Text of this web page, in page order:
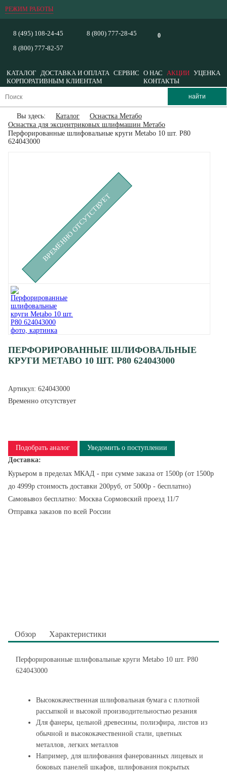
РЕЖИМ РАБОТЫ
0
8 (495) 108-24-45
8 (800) 777-82-57
8 (800) 777-28-45
КАТАЛОГ ДОСТАВКА И ОПЛАТА СЕРВИС О НАС АКЦИИ УЦЕНКА
КОРПОРАТИВНЫМ КЛИЕНТАМ
КОНТАКТЫ
Вы здесь: Каталог
Оснастка Метабо
Оснастка для эксцентриковых шлифмашин Метабо
Перфорированные шлифовальные круги Metabo 10 шт. Р80
624043000
ВРЕМЕННО ОТСУТСТВУЕТ
ПЕРФОРИРОВАННЫЕ ШЛИФОВАЛЬНЫЕ
КРУГИ METABO 10 ШТ. Р80 624043000
Артикул: 624043000
Временно отсутствует
Подобрать аналог
Уведомить о поступлении
Доставка:
Курьером в пределах МКАД - при сумме заказа от 1500р (от 1500р
до 4999р стоимость доставки 200руб, от 5000р - бесплатно)
Самовывоз бесплатно: Москва Сормовский проезд 11/7
Отправка заказов по всей России
Обзор Характеристики
Перфорированные шлифовальные круги Metabo 10 шт. Р80
624043000
Высококачественная шлифовальная бумага с плотной
рассыпкой и высокой производительностью резания
Для фанеры, цельной древесины, полиэфира, листов из
обычной и высококачественной стали, цветных
металлов, легких металлов
Например, для шлифования фанерованных лицевых и
боковых панелей шкафов, шлифования покрытых